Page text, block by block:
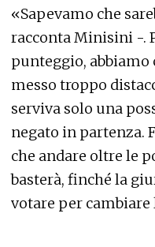
«Sapevamo che
racconta Minisini -.
punteggio, abbiamo
messo troppo
serviva solo una
negato in partenza.
che andare oltre le
basterà, finché la
votare per